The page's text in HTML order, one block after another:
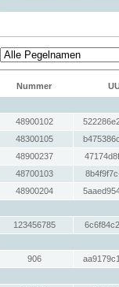
Nummer
48900102
48300105
48900237
48700103
48900204
123456785
906